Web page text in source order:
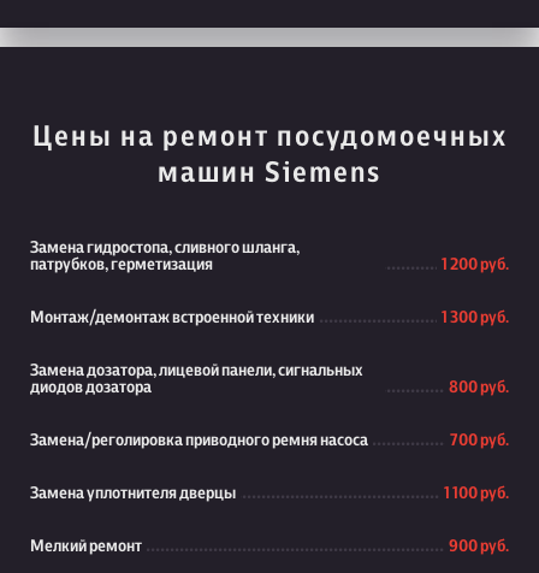
Цены на ремонт посудомоечных
машин Siemens
Замена гидростопа, сливного шланга,
патрубков, герметизация
1 200 руб.
Монтаж/демонтаж встроенной техники 1 300 руб.
Замена дозатора, лицевой панели, сигнальных
диодов дозатора
800 руб.
Замена/реголировка приводного ремня насоса 700 руб.
Замена уплотнителя дверцы 1 100 руб.
Мелкий ремонт 900 руб.